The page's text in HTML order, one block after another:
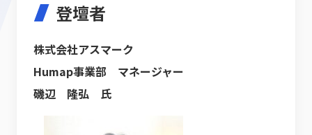
登壇者
株式会社アスマーク
Humap事業部 マネージャー
磯辺 隆弘 氏